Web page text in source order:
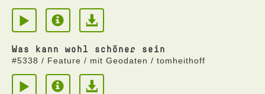
Was kann wohl schöner sein
#5338 / Feature / mit Geodaten / tomheithoff